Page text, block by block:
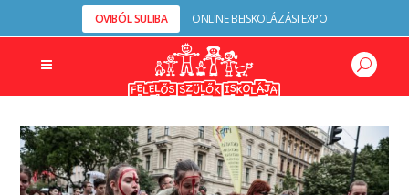
OVIBÓL SULIBA ONLINE BEISKOLÁZÁSI EXPO